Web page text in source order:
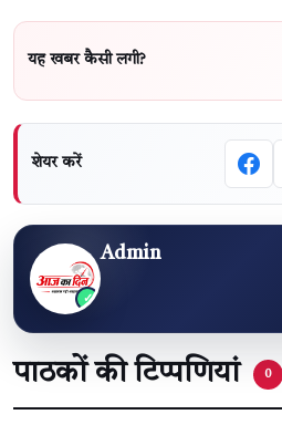
यह खबर कैसी लगी?
शेयर करें
Admin
पाठकों की टिप्पणियां 0